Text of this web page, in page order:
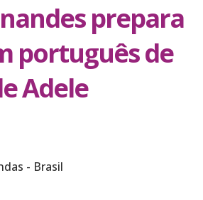
prepara
português de
Adele
- Brasil